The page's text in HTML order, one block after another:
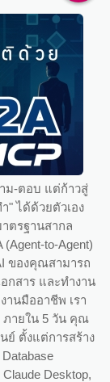
ม-ตอบ แต่ก้าวสู่
" ได้ด้วยตัวเอง
ตรฐานสากล
(Agent-to-Agent)
ของคุณสามารถ
กสาร และทำงาน
านมืออาชีพ เรา
ภายใน 5 วัน คุณ
ย์ ตั้งแต่การสร้าง
Desktop,